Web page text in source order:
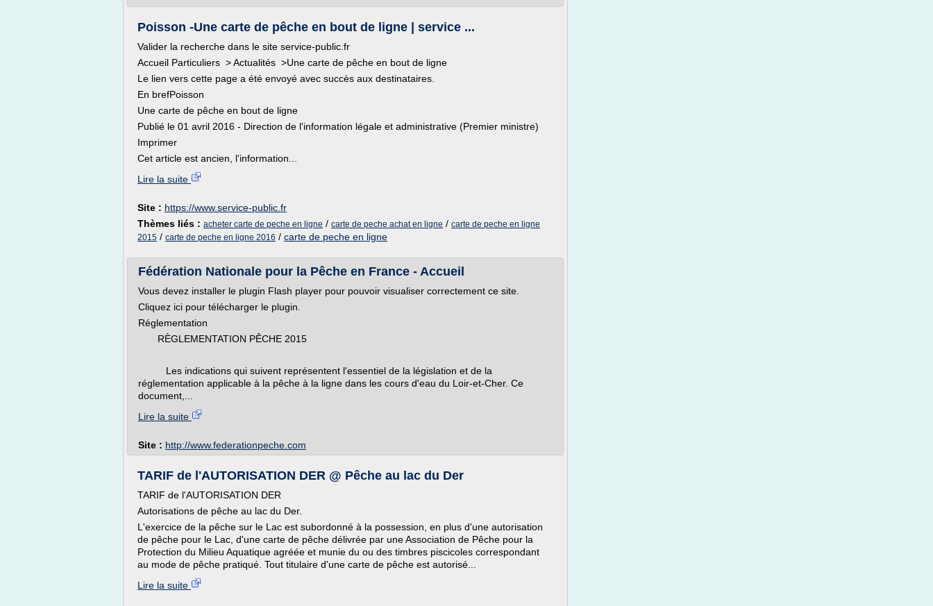
Poisson -Une carte de pêche en bout de ligne | service ...
Valider la recherche dans le site service-public.fr
Accueil Particuliers > Actualités >Une carte de pêche en bout de ligne
Le lien vers cette page a été envoyé avec succès aux destinataires.
En brefPoisson
Une carte de pêche en bout de ligne
Publié le 01 avril 2016 - Direction de l'information légale et administrative (Premier ministre)
Imprimer
Cet article est ancien, l'information...
Lire la suite
Site : https://www.service-public.fr
Thèmes liés : acheter carte de peche en ligne / carte de peche achat en ligne / carte de peche en ligne
2015 / carte de peche en ligne 2016 / carte de peche en ligne
Fédération Nationale pour la Pêche en France - Accueil
Vous devez installer le plugin Flash player pour pouvoir visualiser correctement ce site.
Cliquez ici pour télécharger le plugin.
Réglementation
RÈGLEMENTATION PÊCHE 2015
Les indications qui suivent représentent l'essentiel de la législation et de la
réglementation applicable à la pêche à la ligne dans les cours d'eau du Loir-et-Cher. Ce
document,...
Lire la suite
Site : http://www.federationpeche.com
TARIF de l'AUTORISATION DER @ Pêche au lac du Der
TARIF de l'AUTORISATION DER
Autorisations de pêche au lac du Der.
L'exercice de la pêche sur le Lac est subordonné à la possession, en plus d'une autorisation
de pêche pour le Lac, d'une carte de pêche délivrée par une Association de Pêche pour la
Protection du Milieu Aquatique agréée et munie du ou des timbres piscicoles correspondant
au mode de pêche pratiqué. Tout titulaire d'une carte de pêche est autorisé...
Lire la suite